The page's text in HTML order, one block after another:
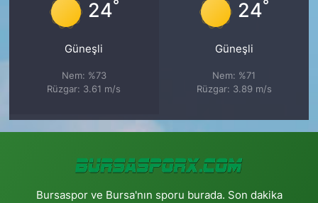
24°
Güneşli
Nem: %73
Rüzgar: 3.61 m/s
24°
Güneşli
Nem: %71
Rüzgar: 3.89 m/s
Bursaspor ve Bursa'nın sporu burada. Son dakika